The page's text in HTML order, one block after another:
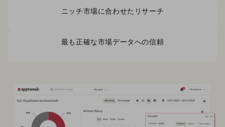
ニッチ市場に合わせたリサーチ
最も正確な市場データへの信頼